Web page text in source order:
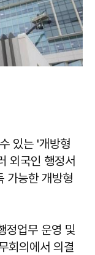
있는 '개방형
외국인 행정서
가능한 개방형
정업무 운영 및
회의에서 의결